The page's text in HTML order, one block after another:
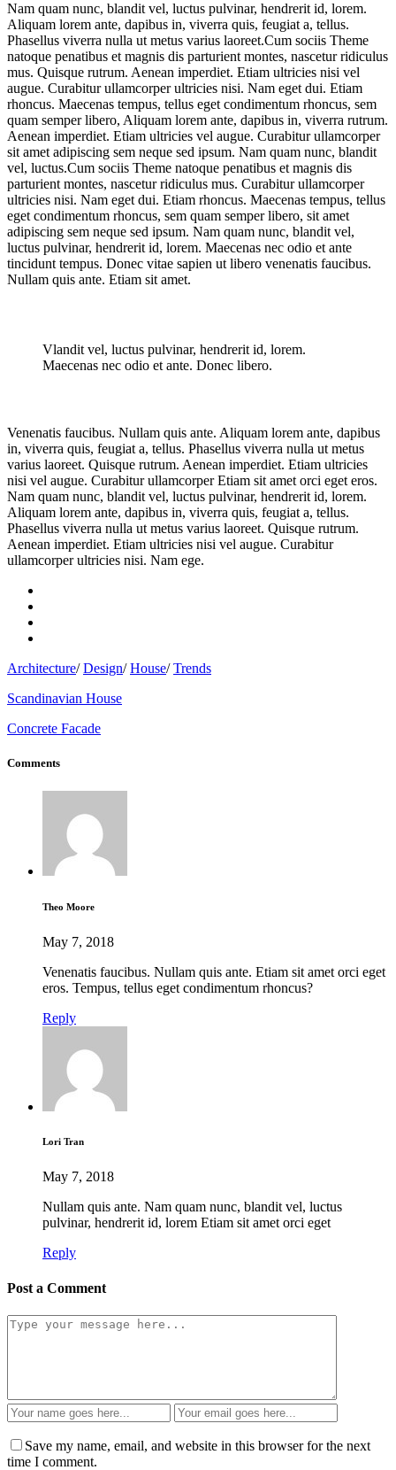
Nam quam nunc, blandit vel, luctus pulvinar, hendrerit id, lorem.
Aliquam lorem ante, dapibus in, viverra quis, feugiat a, tellus.
Phasellus viverra nulla ut metus varius laoreet.Cum sociis Theme
natoque penatibus et magnis dis parturient montes, nascetur ridiculus
mus. Quisque rutrum. Aenean imperdiet. Etiam ultricies nisi vel
augue. Curabitur ullamcorper ultricies nisi. Nam eget dui. Etiam
rhoncus. Maecenas tempus, tellus eget condimentum rhoncus, sem
quam semper libero, Aliquam lorem ante, dapibus in, viverra rutrum.
Aenean imperdiet. Etiam ultricies vel augue. Curabitur ullamcorper
sit amet adipiscing sem neque sed ipsum. Nam quam nunc, blandit
vel, luctus.Cum sociis Theme natoque penatibus et magnis dis
parturient montes, nascetur ridiculus mus. Curabitur ullamcorper
ultricies nisi. Nam eget dui. Etiam rhoncus. Maecenas tempus, tellus
eget condimentum rhoncus, sem quam semper libero, sit amet
adipiscing sem neque sed ipsum. Nam quam nunc, blandit vel,
luctus pulvinar, hendrerit id, lorem. Maecenas nec odio et ante
tincidunt tempus. Donec vitae sapien ut libero venenatis faucibus.
Nullam quis ante. Etiam sit amet.
Vlandit vel, luctus pulvinar, hendrerit id, lorem.
Maecenas nec odio et ante. Donec libero.
Venenatis faucibus. Nullam quis ante. Aliquam lorem ante, dapibus
in, viverra quis, feugiat a, tellus. Phasellus viverra nulla ut metus
varius laoreet. Quisque rutrum. Aenean imperdiet. Etiam ultricies
nisi vel augue. Curabitur ullamcorper Etiam sit amet orci eget eros.
Nam quam nunc, blandit vel, luctus pulvinar, hendrerit id, lorem.
Aliquam lorem ante, dapibus in, viverra quis, feugiat a, tellus.
Phasellus viverra nulla ut metus varius laoreet. Quisque rutrum.
Aenean imperdiet. Etiam ultricies nisi vel augue. Curabitur
ullamcorper ultricies nisi. Nam ege.
Architecture/Design/House/Trends
Scandinavian House
Concrete Facade
Comments
Theo Moore
May 7, 2018
Venenatis faucibus. Nullam quis ante. Etiam sit amet orci eget
eros. Tempus, tellus eget condimentum rhoncus?
Reply
Lori Tran
May 7, 2018
Nullam quis ante. Nam quam nunc, blandit vel, luctus
pulvinar, hendrerit id, lorem Etiam sit amet orci eget
Reply
Post a Comment
Save my name, email, and website in this browser for the next
time I comment.